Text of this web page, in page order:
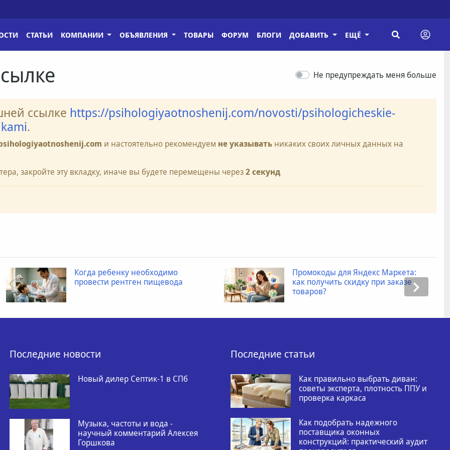
СТАТЬИ КОМПАНИИ ОБЪЯВЛЕНИЯ ТОВАРЫ ФОРУМ БЛОГИ ДОБАВИТЬ ЕЩЁ
Не предупреждать меня больше
ссылке https://psihologiyaotnoshenij.com/novosti/psihologicheskie-
.
и настоятельно рекомендуем не указывать никаких своих личных данных на
закройте эту вкладку, иначе вы будете перемещены через2секунд
Когда ребенку необходимо
провести рентген пищевода
Промокоды для Яндекс Маркета:
как получить скидку при заказе
товаров?
Последние новости
Новый дилер Септик-1 в СПб
Музыка, частоты и вода -
научный комментарий Алексея
Горшкова
Последние статьи
Как правильно выбрать диван:
советы эксперта, плотность ППУ и
проверка каркаса
Как подобрать надежного
поставщика оконных
конструкций: практический аудит